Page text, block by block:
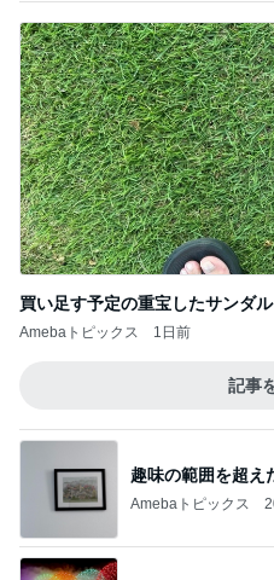
買い足す予定の重宝したサンダル
Amebaトピックス 1日前
記事
趣味の範囲を超え
Amebaトピックス